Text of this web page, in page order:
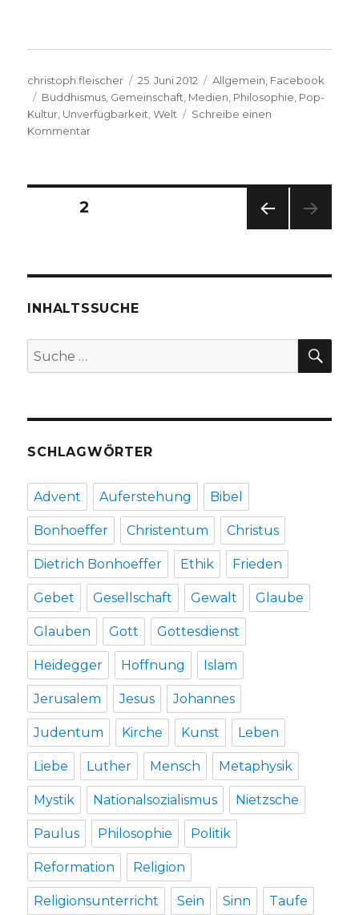
Autor
christoph.fleischer
Veröffentlicht
am
25. Juni 2012 Kategorien
Allgemein Facebook
Schlagwörter
Buddhismus Gemeinschaft Medien Philosophie Pop-
Kultur Unverfügbarkeit ,Welt
Schreibe einen
Kommentarzu
Seitennummerierung
Beiträge
SEIT
SEITE2
INHALTSSUCHE
Suche
nach:
SCHLAGWÖRTER
Advent Auferstehung Bibel
Bonhoeffer Christentum Christus
Dietrich Bonhoeffer Ethik Frieden
Gebet Gesellschaft Gewalt Glaube
Glauben Gott Gottesdienst
Heidegger Hoffnung Islam
Jerusalem Jesus Johannes
Judentum Kirche Kunst Leben
Liebe Luther Mensch Metaphysik
Mystik Nationalsozialismus Nietzsche
Paulus Philosophie Politik
Reformation Religion
Religionsunterricht Sein Sinn Taufe